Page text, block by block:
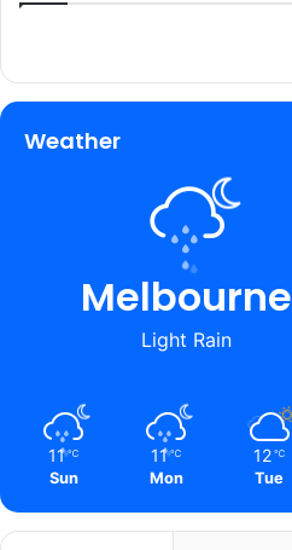
Weather
Melbourne
Light Rain
11 ℃
Sun
11 ℃
Mon
12 ℃
Tue